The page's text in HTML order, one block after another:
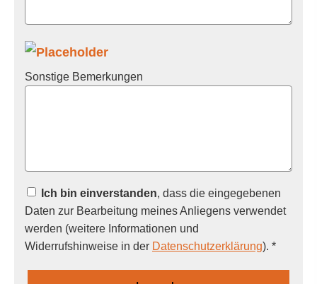
Sonstige Bemerkungen
Ich bin einverstanden, dass die eingegebenen
Daten zur Bearbeitung meines Anliegens verwendet
werden (weitere Informationen und
Widerrufshinweise in der Datenschutzerklärung). *